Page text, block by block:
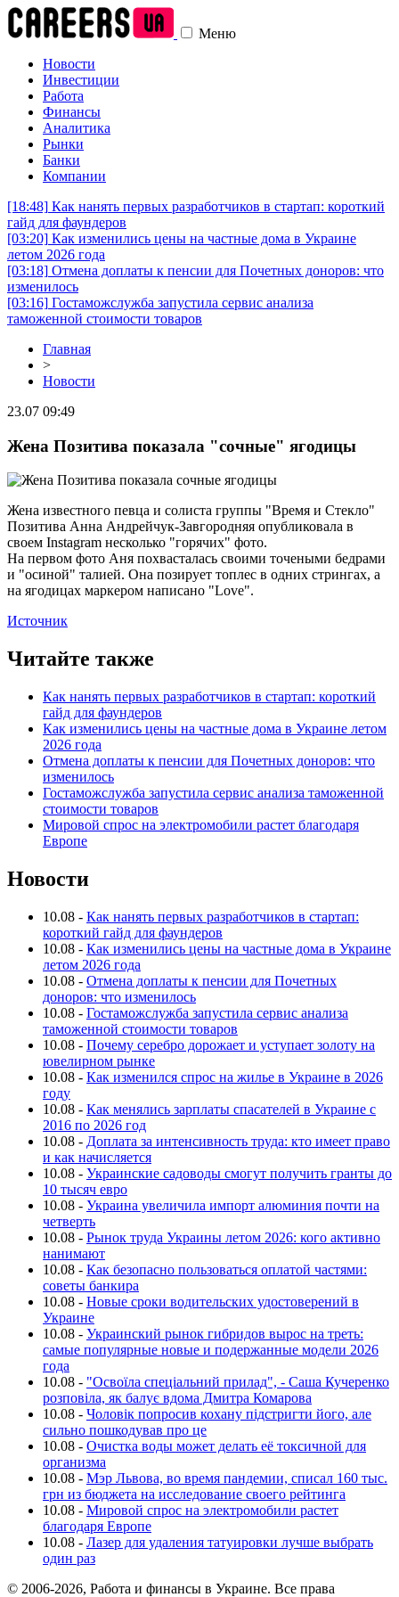
Меню
Новости
Инвестиции
Работа
Финансы
Аналитика
Рынки
Банки
Компании
[18:48] Как нанять первых разработчиков в стартап: короткий
гайд для фаундеров
[03:20] Как изменились цены на частные дома в Украине
летом 2026 года
[03:18] Отмена доплаты к пенсии для Почетных доноров: что
изменилось
[03:16] Гостаможслужба запустила сервис анализа
таможенной стоимости товаров
Главная
>
Новости
23.07 09:49
Жена Позитива показала "сочные" ягодицы
Жена известного певца и солиста группы "Время и Стекло"
Позитива Анна Андрейчук-Завгородняя опубликовала в
своем Instagram несколько "горячих" фото.
На первом фото Аня похвасталась своими точеными бедрами
и "осиной" талией. Она позирует топлес в одних стрингах, а
на ягодицах маркером написано "Love".
Источник
Читайте также
Как нанять первых разработчиков в стартап: короткий
гайд для фаундеров
Как изменились цены на частные дома в Украине летом
2026 года
Отмена доплаты к пенсии для Почетных доноров: что
изменилось
Гостаможслужба запустила сервис анализа таможенной
стоимости товаров
Мировой спрос на электромобили растет благодаря
Европе
Новости
10.08 - Как нанять первых разработчиков в стартап:
короткий гайд для фаундеров
10.08 - Как изменились цены на частные дома в Украине
летом 2026 года
10.08 - Отмена доплаты к пенсии для Почетных
доноров: что изменилось
10.08 - Гостаможслужба запустила сервис анализа
таможенной стоимости товаров
10.08 - Почему серебро дорожает и уступает золоту на
ювелирном рынке
10.08 - Как изменился спрос на жилье в Украине в 2026
году
10.08 - Как менялись зарплаты спасателей в Украине с
2016 по 2026 год
10.08 - Доплата за интенсивность труда: кто имеет право
и как начисляется
10.08 - Украинские садоводы смогут получить гранты до
10 тысяч евро
10.08 - Украина увеличила импорт алюминия почти на
четверть
10.08 - Рынок труда Украины летом 2026: кого активно
нанимают
10.08 - Как безопасно пользоваться оплатой частями:
советы банкира
10.08 - Новые сроки водительских удостоверений в
Украине
10.08 - Украинский рынок гибридов вырос на треть:
самые популярные новые и подержанные модели 2026
года
10.08 - "Освоїла спеціальний прилад", - Саша Кучеренко
розповіла, як балує вдома Дмитра Комарова
10.08 - Чоловік попросив кохану підстригти його, але
сильно пошкодував про це
10.08 - Очистка воды может делать её токсичной для
организма
10.08 - Мэр Львова, во время пандемии, списал 160 тыс.
грн из бюджета на исследование своего рейтинга
10.08 - Мировой спрос на электромобили растет
благодаря Европе
10.08 - Лазер для удаления татуировки лучше выбрать
один раз
© 2006-2026, Работа и финансы в Украине. Все права